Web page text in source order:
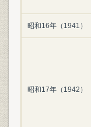
昭和16年（1941）
昭和17年（1942）